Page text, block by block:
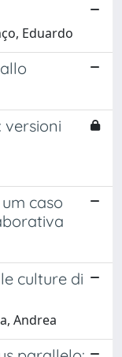
Eduardo
versioni
caso
culture di
Andrea